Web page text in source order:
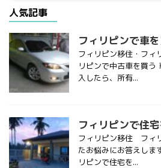
人気記事
フィリピンで車
フィリピン移住・フィ
リピンで中古車を買う
入したら、所有...
フィリピンで住
フィリピン移住 フィ
たお悩みにお答えし
リピンで住宅を...